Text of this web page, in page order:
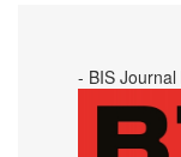
- BIS